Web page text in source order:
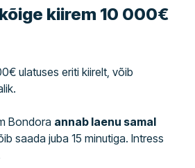
kiirem 10 000€
ulatuses eriti kiirelt, võib
Bondora annab laenu samal
saada juba 15 minutiga. Intress